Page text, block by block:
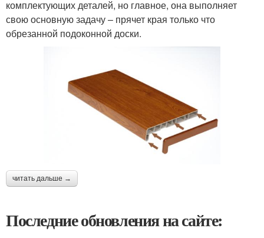
комплектующих деталей, но главное, она выполняет
свою основную задачу – прячет края только что
обрезанной подоконной доски.
читать дальше →
Последние обновления на сайте: